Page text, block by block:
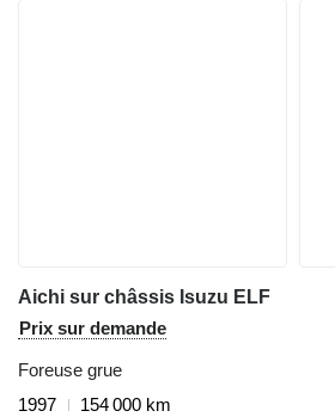
Aichi sur châssis Isuzu ELF
Prix sur demande
Foreuse grue
1997
154 000 km